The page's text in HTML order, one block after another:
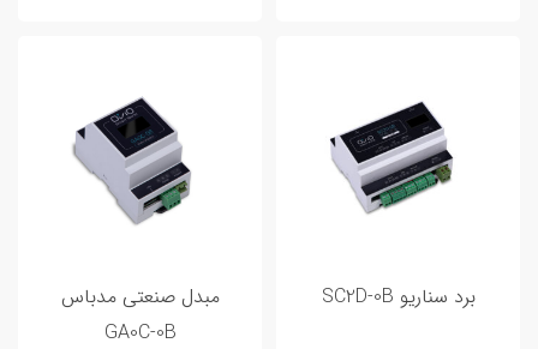
برد سناریو SC2D-0B
مبدل صنعتی مدباس
GA0C-0B